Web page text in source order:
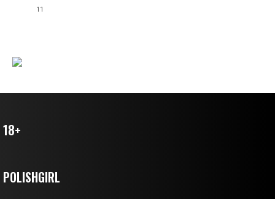
11
18+
POLISHGIRL